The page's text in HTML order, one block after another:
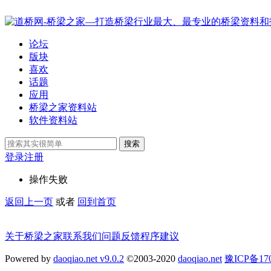
论坛
版块
喜欢
话题
应用
桥梁之家资料站
软件资料站
搜索
登录注册
操作失败
返回上一页 或者 回到首页
关于桥梁之家联系我们问题反馈程序建议
Powered by daoqiao.net v9.0.2 ©2003-2020 daoqiao.net 豫ICP备